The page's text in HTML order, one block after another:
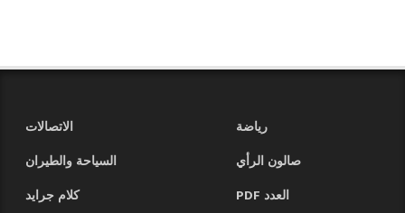
رياضة
الاتصالات
صالون الرأي
السياحة والطيران
العدد PDF
كلام جرايد